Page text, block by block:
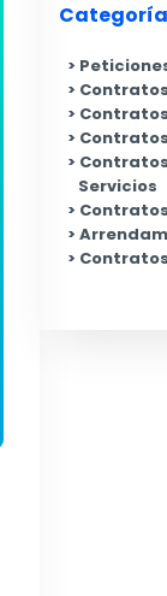
Servicios